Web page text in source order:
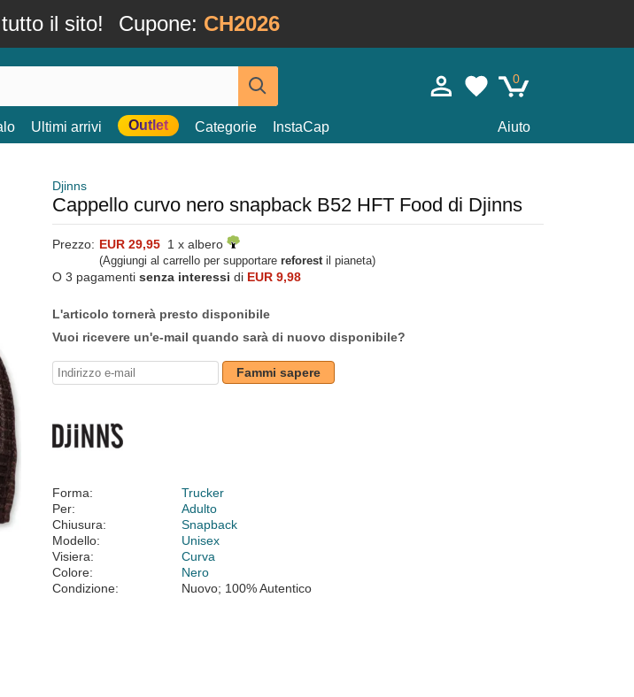
il sito! Cupone: CH2026
0
Ultimi arrivi Outlet Categorie InstaCap Aiuto
Djinns
Cappello curvo nero snapback B52 HFT Food di Djinns
Prezzo: EUR 29,95 1 x albero
(Aggiungi al carrello per supportare reforestil pianeta)
O 3 pagamenti senza interessi di EUR 9,98
L'articolo tornerà presto disponibile
Vuoi ricevere un'e-mail quando sarà di nuovo disponibile?
Fammi sapere
Forma:
Trucker
Per:
Adulto
Chiusura:
Snapback
Modello:
Unisex
Visiera:
Curva
Colore:
Nero
Condizione:
Nuovo; 100% Autentico